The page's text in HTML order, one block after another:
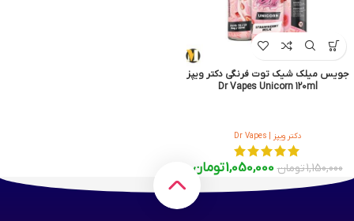
جویس میلک شیک توت فرنگی دکتر ویپز
Dr Vapes Unicorn 120ml
دکتر ویپز | Dr Vapes
1,150,000تومان 1,050,000تومان